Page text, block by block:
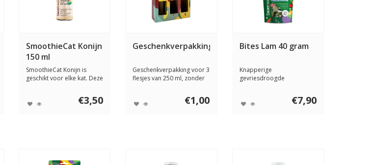
SmoothieCat Konijn
150 ml
SmoothieCat Konijn is
geschikt voor elke kat. Deze
€3,50
Geschenkverpakking
Geschenkverpakking voor 3
flesjes van 250 ml, zonder
€1,00
Bites Lam 40 gram
Knapperige
gevriesdroogde
€7,90